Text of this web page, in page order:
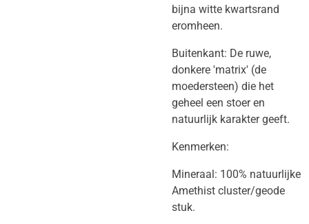
bijna witte kwartsrand
eromheen.
​Buitenkant: De ruwe,
donkere 'matrix' (de
moedersteen) die het
geheel een stoer en
natuurlijk karakter geeft.
​Kenmerken:
​Mineraal: 100% natuurlijke
Amethist cluster/geode
stuk.